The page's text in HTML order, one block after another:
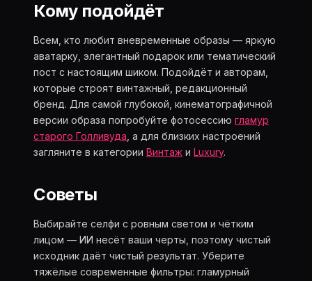
Кому подойдёт
Всем, кто любит вневременные образы — яркую
аватарку, элегантный подарок или тематический
пост с настоящим шиком. Подойдёт и авторам,
которые строят винтажный, редакционный
бренд. Для самой глубокой, кинематографичной
версии образа попробуйте фотосессию гламур
старого Голливуда , а для близких настроений
загляните в категории Винтаж и Luxury.
Советы
Выбирайте селфи с ровным светом и чётким
лицом — ИИ несёт ваши черты, поэтому чистый
исходник даёт чистый результат. Уберите
тяжёлые современные фильтры: гламурный